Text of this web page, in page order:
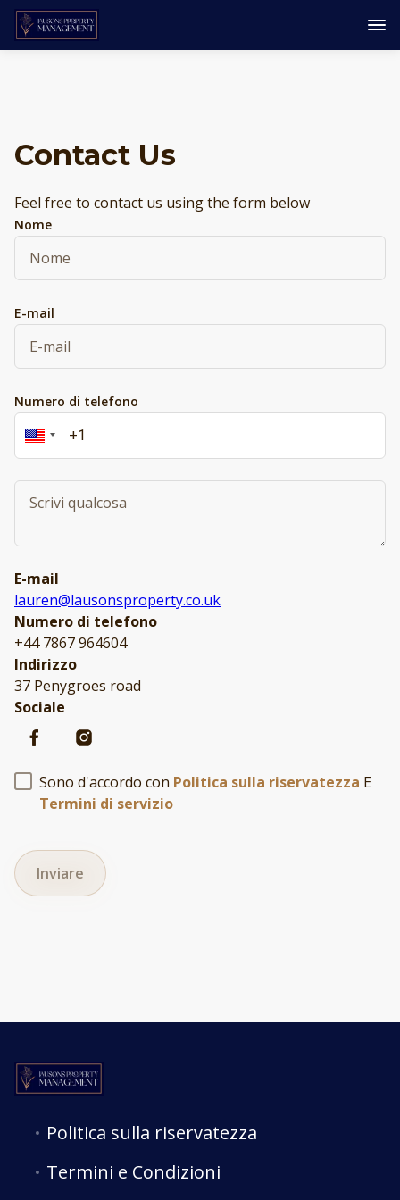
Contact Us
Feel free to contact us using the form below
Nome
E-mail
Numero di telefono
E-mail
lauren@lausonsproperty.co.uk
Numero di telefono
+44 7867 964604
Indirizzo
37 Penygroes road
Sociale
Sono d'accordo con Politica sulla riservatezza E
Termini di servizio
Inviare
Politica sulla riservatezza
Termini e Condizioni